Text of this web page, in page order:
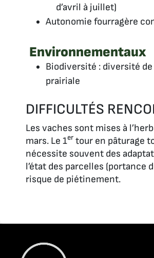
d’avril à juillet)
Autonomie fourragère
Environnementaux
Biodiversité : diversité
prairiale
DIFFICULTÉS
Les vaches sont mises à
mars. Le 1er tour en pâturage
nécessite souvent des
l’état des parcelles (portance
risque de piétinement.